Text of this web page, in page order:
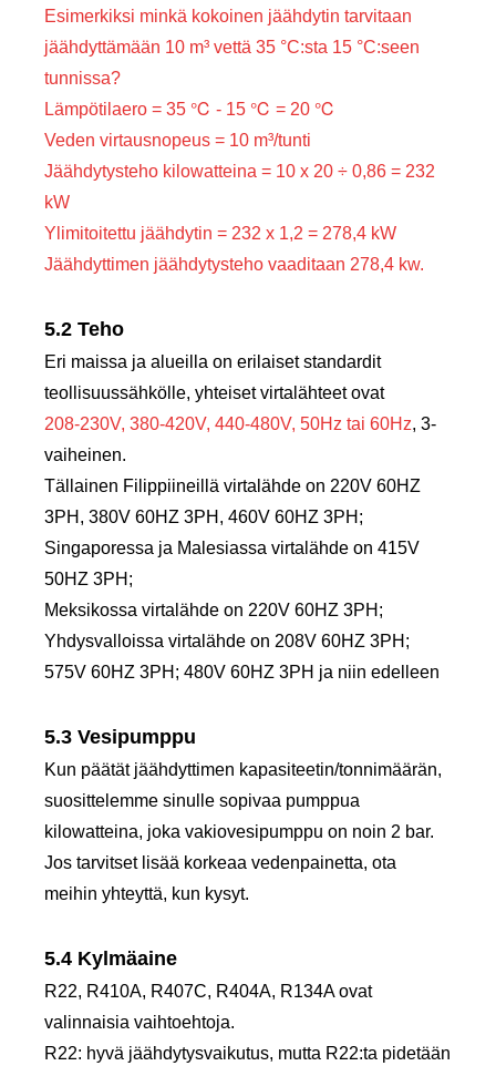
Esimerkiksi minkä kokoinen jäähdytin tarvitaan
jäähdyttämään 10 m³ vettä 35 °C:sta 15 °C:seen
tunnissa?
Lämpötilaero = 35 ℃ - 15 ℃ = 20 ℃
Veden virtausnopeus = 10 m³/tunti
Jäähdytysteho kilowatteina = 10 x 20 ÷ 0,86 = 232
kW
Ylimitoitettu jäähdytin = 232 x 1,2 = 278,4 kW
Jäähdyttimen jäähdytysteho vaaditaan 278,4 kw.
5.2 Teho
Eri maissa ja alueilla on erilaiset standardit
teollisuussähkölle, yhteiset virtalähteet ovat
208-230V, 380-420V, 440-480V, 50Hz tai 60Hz, 3-
vaiheinen.
Tällainen Filippiineillä virtalähde on 220V 60HZ
3PH, 380V 60HZ 3PH, 460V 60HZ 3PH;
Singaporessa ja Malesiassa virtalähde on 415V
50HZ 3PH;
Meksikossa virtalähde on 220V 60HZ 3PH;
Yhdysvalloissa virtalähde on 208V 60HZ 3PH;
575V 60HZ 3PH; 480V 60HZ 3PH ja niin edelleen
5.3 Vesipumppu
Kun päätät jäähdyttimen kapasiteetin/tonnimäärän,
suosittelemme sinulle sopivaa pumppua
kilowatteina, joka vakiovesipumppu on noin 2 bar.
Jos tarvitset lisää korkeaa vedenpainetta, ota
meihin yhteyttä, kun kysyt.
5.4 Kylmäaine
R22, R410A, R407C, R404A, R134A ovat
valinnaisia ​​vaihtoehtoja.
R22: hyvä jäähdytysvaikutus, mutta R22:ta pidetään